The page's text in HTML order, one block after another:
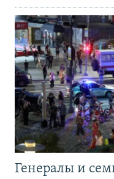
Генералы и